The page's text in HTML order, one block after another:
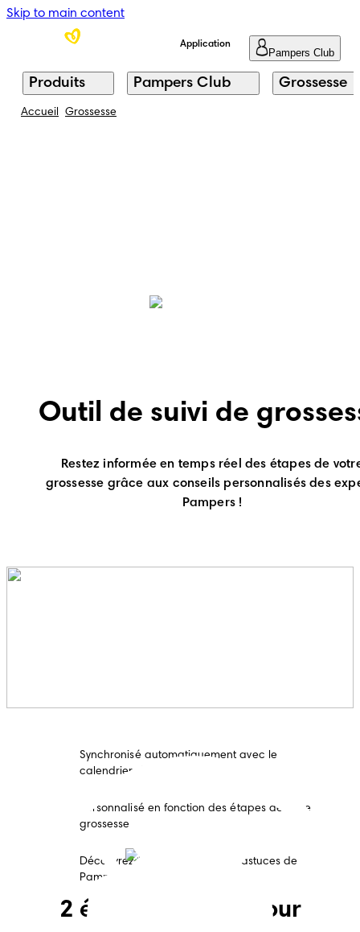
Skip to main content
Application
Pampers Club
Produits Pampers Club Grossesse
Accueil Grossesse
Outil de suivi de
Restez informée en temps réel des étapes de
grossesse grâce aux conseils personnalisés des
Pampers !
Synchronisé automatiquement avec le
calendrier de votre choix
Personnalisé en fonction des étapes de votre
grossesse
Découvrez les outils, conseils & astuces de
Pampers en temps réel
2 étapes simples pour